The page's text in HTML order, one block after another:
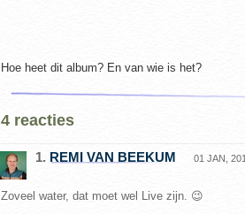
Hoe heet dit album? En van wie is het?
4 reacties
1. REMI VAN BEEKUM 01 JAN,
Zoveel water, dat moet wel Live zijn. 😉